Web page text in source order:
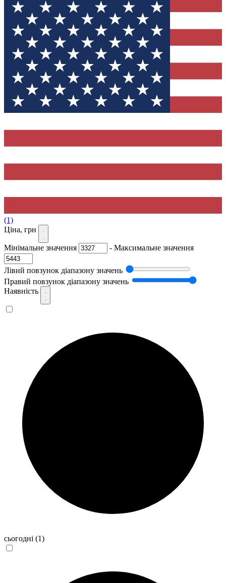
(1)
Ціна, грн
Мінімальне значення - Максимальне значення
Лівий повзунок діапазону значень
Правий повзунок діапазону значень
Наявність
сьогодні (1)